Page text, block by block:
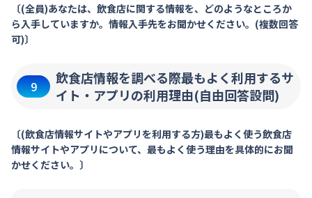
〔(全員)あなたは、飲食店に関する情報を、どのようなところか
ら入手していますか。情報入手先をお聞かせください。(複数回答
可)〕
9
飲食店情報を調べる際最もよく利用するサ
イト・アプリの利用理由(自由回答設問)
〔(飲食店情報サイトやアプリを利用する方)最もよく使う飲食店
情報サイトやアプリについて、最もよく使う理由を具体的にお聞
かせください。〕